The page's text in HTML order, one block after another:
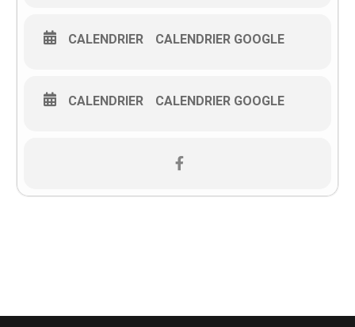
CALENDRIER CALENDRIER GOOGLE
CALENDRIER CALENDRIER GOOGLE